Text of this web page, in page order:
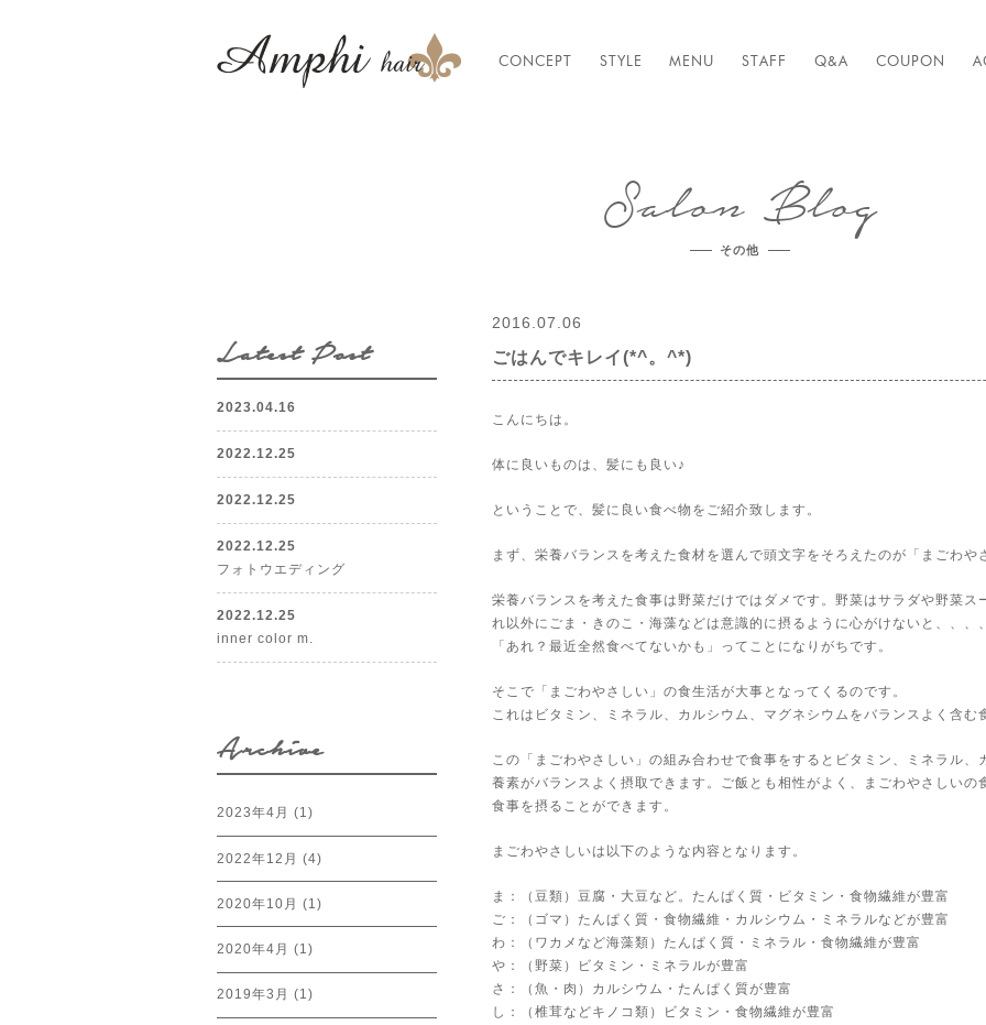
CONCEPT STYLE MENU STAFF Q&A COUPON
Salon Blog
その他
2016.07.06
ごはんでキレイ(*^。^*)
こんにちは。
体に良いものは、髪にも良い♪
ということで、髪に良い食べ物をご紹介致します。
まず、栄養バランスを考えた食材を選んで頭文字をそろえたのが「まごわや
栄養バランスを考えた食事は野菜だけではダメです。野菜はサラダや野菜ス
れ以外にごま・きのこ・海藻などは意識的に摂るように心がけないと、、、
「あれ？最近全然食べてないかも」ってことになりがちです。
そこで「まごわやさしい」の食生活が大事となってくるのです。
これはビタミン、ミネラル、カルシウム、マグネシウムをバランスよく含む
この「まごわやさしい」の組み合わせで食事をするとビタミン、ミネラル
養素がバランスよく摂取できます。ご飯とも相性がよく、まごわやさしい
食事を摂ることができます。
まごわやさしいは以下のような内容となります。
ま：（豆類）豆腐・大豆など。たんぱく質・ビタミン・食物繊維が豊富
ご：（ゴマ）たんぱく質・食物繊維・カルシウム・ミネラルなどが豊富
わ：（ワカメなど海藻類）たんぱく質・ミネラル・食物繊維が豊富
や：（野菜）ビタミン・ミネラルが豊富
さ：（魚・肉）カルシウム・たんぱく質が豊富
し：（椎茸などキノコ類）ビタミン・食物繊維が豊富
Latest Post
2023.04.16
2022.12.25
2022.12.25
2022.12.25
フォトウエディング
2022.12.25
inner color m.
Archive
2023年4月 (1)
2022年12月 (4)
2020年10月 (1)
2020年4月 (1)
2019年3月 (1)